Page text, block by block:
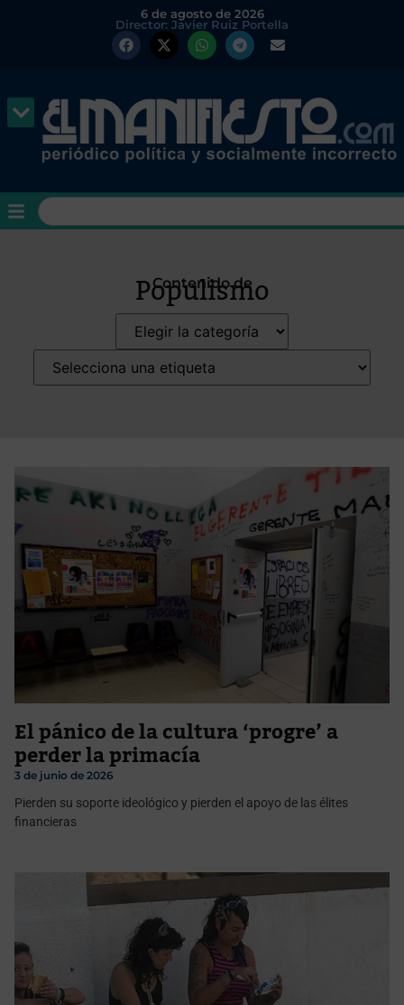
6 de agosto de 2026
Director: Javier Ruiz Portella
Contenido de
Populismo
El pánico de la cultura ‘progre’ a
perder la primacía
3 de junio de 2026
Pierden su soporte ideológico y pierden el apoyo de las élites
financieras